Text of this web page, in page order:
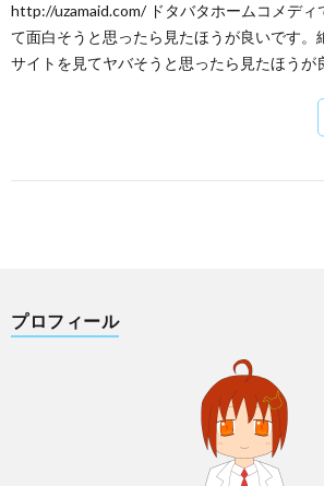
http://uzamaid.com/ ドタバタホームコメディ
て面白そうと思ったら見たほうが良いです。
サイトを見てヤバそうと思ったら見たほうが
プロフィール